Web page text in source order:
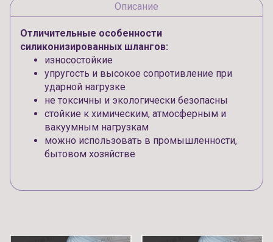
Описание
Отличительные особенности
силиконизированных шлангов:
износостойкие
упругость и высокое сопротивление при
ударной нагрузке
не токсичны и экологически безопасны
стойкие к химическим, атмосферным и
вакуумным нагрузкам
можно использовать в промышленности,
бытовом хозяйстве